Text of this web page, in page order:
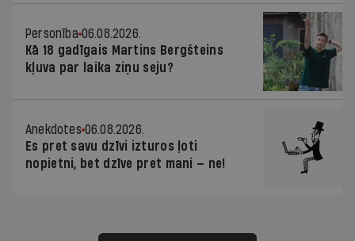
Personība 06.08.2026.
Kā 18 gadīgais Martins Bergšteins
kļuva par laika ziņu seju?
Anekdotes 06.08.2026.
Es pret savu dzīvi izturos ļoti
nopietni, bet dzīve pret mani — ne!